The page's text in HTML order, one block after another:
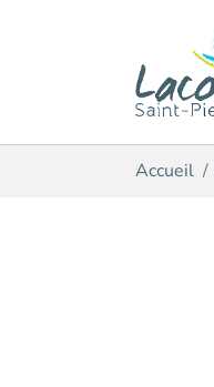
Accueil